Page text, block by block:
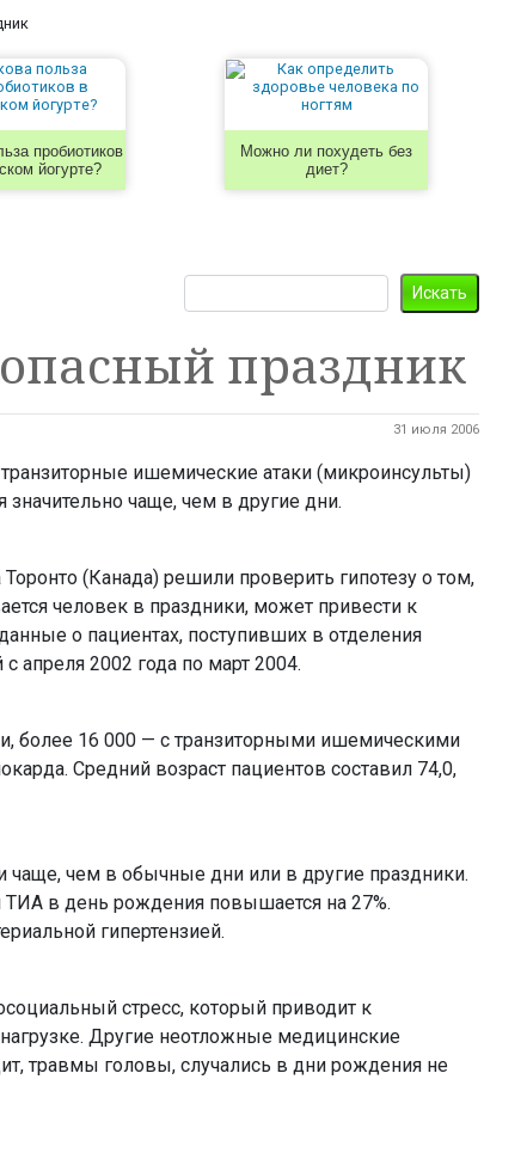
пробиотиков
йогурте?
Можно ли похудеть без
диет?
праздник
31 июля 2006
ишемические атаки (микроинсульты)
чаще, чем в другие дни.
(Канада) решили проверить гипотезу о том,
человек в праздники, может привести к
о пациентах, поступивших в отделения
апреля 2002 года по март 2004.
более 16 000 — с транзиторными ишемическими
Средний возраст пациентов составил 74,0,
чаще, чем в обычные дни или в другие праздники.
ТИА в день рождения повышается на 27%.
гипертензией.
стресс, который приводит к
Другие неотложные медицинские
травмы головы, случались в дни рождения не